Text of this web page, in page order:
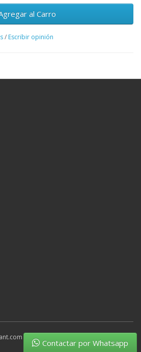
al Carro
/ Escribir opinión
Contactar por Whatsapp